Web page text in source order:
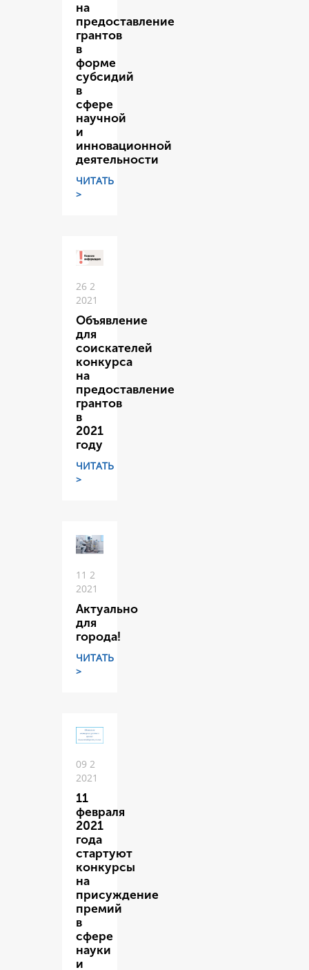
на
предоставление
грантов
в
форме
субсидий
в
сфере
научной
и
инновационной
деятельности
ЧИТАТЬ
>
26 2
2021
Объявление
для
соискателей
конкурса
на
предоставление
грантов
в
2021
году
ЧИТАТЬ
>
11 2
2021
Актуально
для
города!
ЧИТАТЬ
>
09 2
2021
11
февраля
2021
года
стартуют
конкурсы
на
присуждение
премий
в
сфере
науки
и